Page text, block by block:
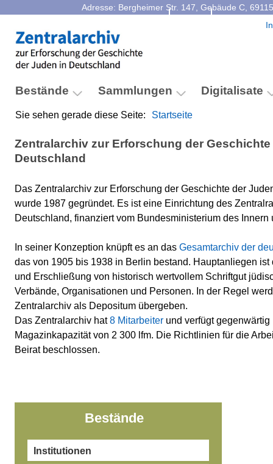
Adresse: Bergheimer Str. 147, Gebäude C,
Bestände Sammlungen Digitalisate
Sie sehen gerade diese Seite: Startseite
Zentralarchiv zur Erforschung der
Deutschland
Das Zentralarchiv zur Erforschung der Geschichte der
wurde 1987 gegründet. Es ist eine Einrichtung des
Deutschland, finanziert vom Bundesministerium des Innern
In seiner Konzeption knüpft es an das Gesamtarchiv der
das von 1905 bis 1938 in Berlin bestand. Hauptanliegen ist
und Erschließung von historisch wertvollem Schriftgut
Verbände, Organisationen und Personen. In der Regel
Zentralarchiv als Depositum übergeben.
Das Zentralarchiv hat8 Mitarbeiter und verfügt gegenwärtig
Magazinkapazität von 2 300 lfm. Die Richtlinien für die
Beirat beschlossen.
Bestände
Institutionen